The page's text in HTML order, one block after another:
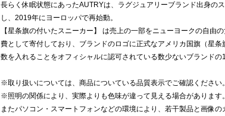
長らく休眠状態にあったAUTRYは、ラグジュアリーブランド出身の
し、2019年にヨーロッパで再始動。
【星条旗の付いたスニーカー】 は売上の一部をニューヨークの自由
費として寄付しており、ブランドのロゴに正式なアメリカ国旗（星条
数を入れることをオフィシャルに認可されている数少ないブランドの1
※取り扱いについては、商品についている品質表示でご確認ください。
※照明の関係により、実際よりも色味が違って見える場合があります。
またパソコン・スマートフォンなどの環境により、若干製品と画像の